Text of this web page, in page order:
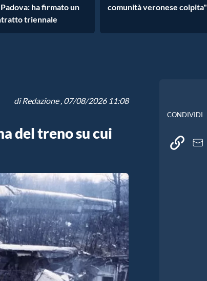
ha firmato un
triennale
comunità veronese colpita"
diRedazione, 07/08/2026 11:08
del treno su cui
CONDIVIDI